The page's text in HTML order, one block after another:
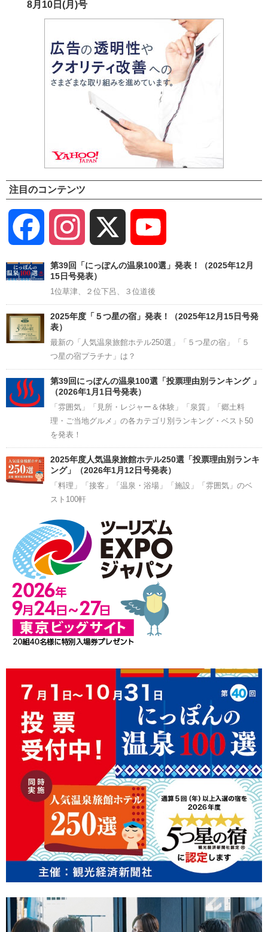
8月10日(月)号
注目のコンテンツ
Facebook Instagram
Channel
第39回「にっぽんの温泉100選」発表！（2025年12月
15日号発表）
1位草津、２位下呂、３位道後
2025年度「５つ星の宿」発表！（2025年12月15日号発
表）
最新の「人気温泉旅館ホテル250選」「５つ星の宿」「５
つ星の宿プラチナ」は？
第39回にっぽんの温泉100選「投票理由別ランキング 」
（2026年1月1日号発表）
「雰囲気」「見所・レジャー＆体験」「泉質」「郷土料
理・ご当地グルメ」の各カテゴリ別ランキング・ベスト50
を発表！
2025年度人気温泉旅館ホテル250選「投票理由別ランキ
ング」（2026年1月12日号発表）
「料理」「接客」「温泉・浴場」「施設」「雰囲気」のベ
スト100軒